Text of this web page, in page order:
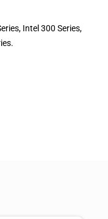
Intel 300 Series,